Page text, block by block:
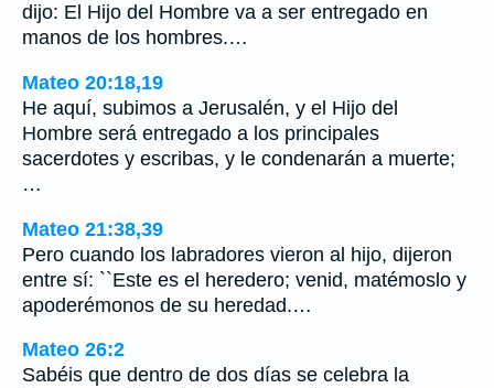
dijo: El Hijo del Hombre va a ser entregado en
manos de los hombres.…
Mateo 20:18,19
He aquí, subimos a Jerusalén, y el Hijo del
Hombre será entregado a los principales
sacerdotes y escribas, y le condenarán a muerte;
…
Mateo 21:38,39
Pero cuando los labradores vieron al hijo, dijeron
entre sí: ``Este es el heredero; venid, matémoslo y
apoderémonos de su heredad.…
Mateo 26:2
Sabéis que dentro de dos días se celebra la